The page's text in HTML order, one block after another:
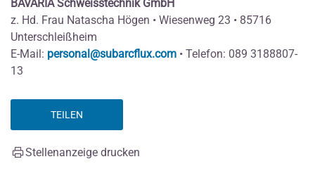
BAVARIA Schweisstechnik GmbH
z. Hd. Frau Natascha Högen • Wiesenweg 23 • 85716
Unterschleißheim
E-Mail: personal@subarcflux.com • Telefon: 089 3188807-
13
TEILEN
Stellenanzeige drucken